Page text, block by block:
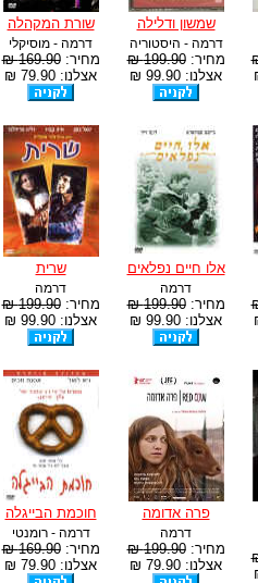
שמשון ודלילה
דרמה - היסטוריה
מחיר:199.90 ₪
אצלנו: 99.90 ₪
שורת המקהלה
דרמה - מוסיקלי
מחיר:169.90 ₪
אצלנו: 79.90 ₪
אלו חיים נפלאים
דרמה
מחיר:199.90 ₪
אצלנו: 99.90 ₪
שרית
דרמה
מחיר:199.90 ₪
אצלנו: 99.90 ₪
פרה אדומה
דרמה
מחיר:199.90 ₪
אצלנו: 79.90 ₪
חוכמת הבייגלה
דרמה - רומנטי
מחיר:169.90 ₪
אצלנו: 79.90 ₪